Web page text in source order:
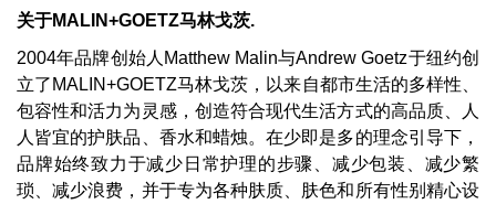
关于MALIN+GOETZ马林戈茨.
2004年品牌创始人Matthew Malin与Andrew Goetz于纽约创
立了MALIN+GOETZ马林戈茨，以来自都市生活的多样性、
包容性和活力为灵感，创造符合现代生活方式的高品质、人
人皆宜的护肤品、香水和蜡烛。在少即是多的理念引导下，
品牌始终致力于减少日常护理的步骤、减少包装、减少繁
琐、减少浪费，并于专为各种肤质、肤色和所有性别精心设